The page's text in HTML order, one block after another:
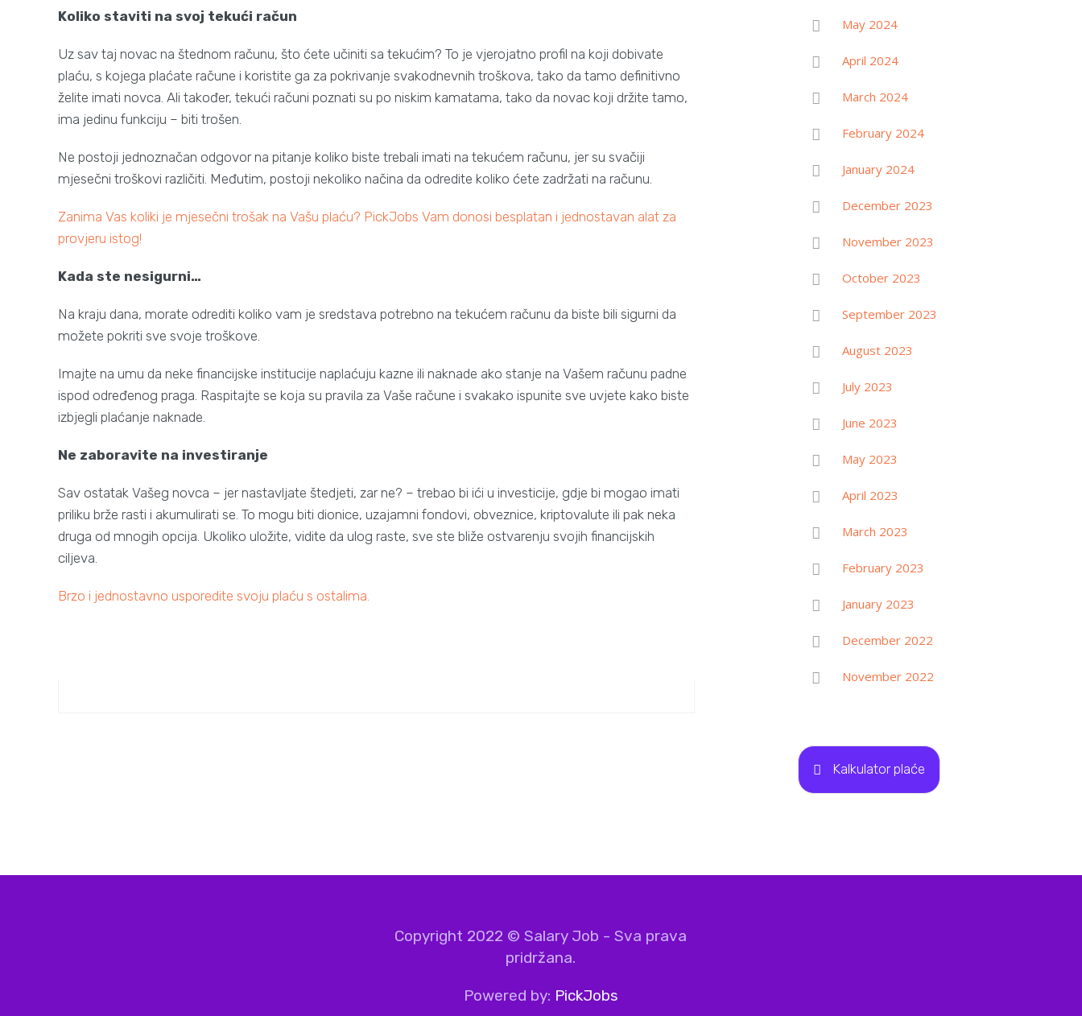
Koliko staviti na svoj tekući račun
Uz sav taj novac na štednom računu, što ćete učiniti sa tekućim? To je vjerojatno profil na koji dobivate
plaću, s kojega plaćate račune i koristite ga za pokrivanje svakodnevnih troškova, tako da tamo definitivno
želite imati novca. Ali također, tekući računi poznati su po niskim kamatama, tako da novac koji držite tamo,
ima jedinu funkciju – biti trošen.
Ne postoji jednoznačan odgovor na pitanje koliko biste trebali imati na tekućem računu, jer su svačiji
mjesečni troškovi različiti. Međutim, postoji nekoliko načina da odredite koliko ćete zadržati na računu.
Zanima Vas koliki je mjesečni trošak na Vašu plaću? PickJobs Vam donosi besplatan i jednostavan alat za
provjeru istog!
Kada ste nesigurni…
Na kraju dana, morate odrediti koliko vam je sredstava potrebno na tekućem računu da biste bili sigurni da
možete pokriti sve svoje troškove.
Imajte na umu da neke financijske institucije naplaćuju kazne ili naknade ako stanje na Vašem računu padne
ispod određenog praga. Raspitajte se koja su pravila za Vaše račune i svakako ispunite sve uvjete kako biste
izbjegli plaćanje naknade.
Ne zaboravite na investiranje
Sav ostatak Vašeg novca – jer nastavljate štedjeti, zar ne? – trebao bi ići u investicije, gdje bi mogao imati
priliku brže rasti i akumulirati se. To mogu biti dionice, uzajamni fondovi, obveznice, kriptovalute ili pak neka
druga od mnogih opcija. Ukoliko uložite, vidite da ulog raste, sve ste bliže ostvarenju svojih financijskih
ciljeva.
Brzo i jednostavno usporedite svoju plaću s ostalima.
May 2024
April 2024
March 2024
February 2024
January 2024
December 2023
November 2023
October 2023
September 2023
August 2023
July 2023
June 2023
May 2023
April 2023
March 2023
February 2023
January 2023
December 2022
November 2022
Kalkulator plaće
Copyright 2022 © Salary Job - Sva prava
pridržana.
Powered by: PickJobs